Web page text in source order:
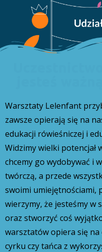
Warsztaty Lelenfant
zawsze opierają się na
edukacji rówieśniczej i
Widzimy wielki potencjał
chcemy go wydobywać i
twórczą, a przede
swoimi umiejętnościami,
wierzymy, że jesteśmy w
oraz stworzyć coś
warsztatów opiera się
cyrku czy tańca z